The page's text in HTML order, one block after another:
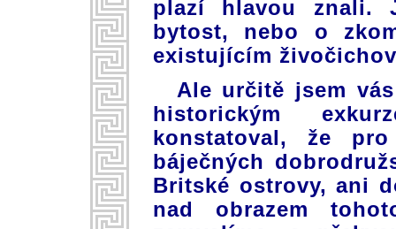
plazí hlavou znali.
bytost, nebo o
existujícím
Ale určitě jsem
historickým
konstatoval, že
báječných
Britské ostrovy, ani
nad obrazem